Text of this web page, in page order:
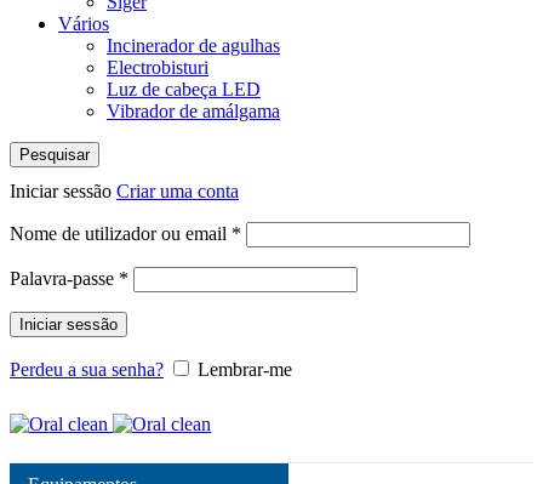
Vários
Incinerador de agulhas
Electrobisturi
Luz de cabeça LED
Vibrador de amálgama
Pesquisar
Iniciar sessão Criar uma conta
Nome de utilizador ou email *
Palavra-passe *
Iniciar sessão
Perdeu a sua senha? Lembrar-me